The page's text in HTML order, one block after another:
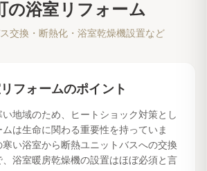
の浴室リフォーム
交換・断熱化・浴室乾燥機設置など
フォームのポイント
地域のため、ヒートショック対策とし
は生命に関わる重要性を持っていま
い浴室から断熱ユニットバスへの交換
浴室暖房乾燥機の設置はほぼ必須と言